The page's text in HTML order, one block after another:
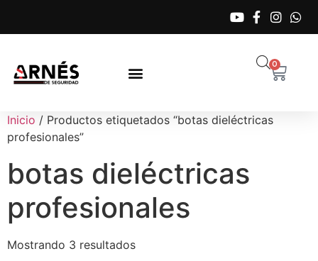
0
Inicio / Productos etiquetados “botas dieléctricas
profesionales”
botas dieléctricas
profesionales
Mostrando 3 resultados